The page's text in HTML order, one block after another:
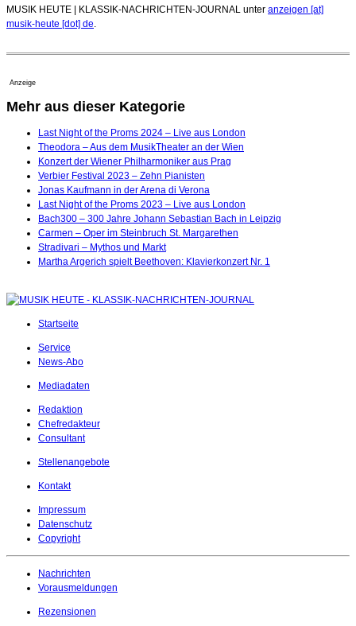
MUSIK HEUTE | KLASSIK-NACHRICHTEN-JOURNAL unter anzeigen [at]
musik-heute [dot] de
Anzeige
Mehr aus dieser Kategorie
Last Night of the Proms 2024 – Live aus London
Theodora – Aus dem MusikTheater an der Wien
Konzert der Wiener Philharmoniker aus Prag
Verbier Festival 2023 – Zehn Pianisten
Jonas Kaufmann in der Arena di Verona
Last Night of the Proms 2023 – Live aus London
Bach300 – 300 Jahre Johann Sebastian Bach in Leipzig
Carmen – Oper im Steinbruch St. Margarethen
Stradivari – Mythos und Markt
Martha Argerich spielt Beethoven: Klavierkonzert Nr. 1
Startseite
Service
News-Abo
Mediadaten
Redaktion
Chefredakteur
Consultant
Stellenangebote
Kontakt
Impressum
Datenschutz
Copyright
Nachrichten
Vorausmeldungen
Rezensionen